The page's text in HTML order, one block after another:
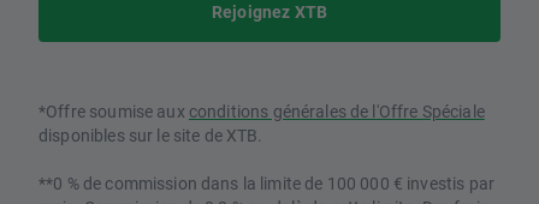
Rejoignez XTB
*Offre soumise aux conditions générales de l'Offre Spéciale
disponibles sur le site de XTB.
**0 % de commission dans la limite de 100 000 € investis par